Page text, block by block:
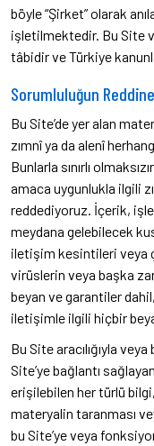
böyle “Şirket” olarak
işletilmektedir. Bu Site
tâbidir ve Türkiye
Sorumluluğun
Bu Site’de yer alan
zımnî ya da alenî
Bunlarla sınırlı
amaca uygunlukla ilgili
reddediyoruz. İçerik,
meydana gelebilecek
iletişim kesintileri veya
virüslerin veya başka
beyan ve garantiler
iletişimle ilgili hiçbir
Bu Site aracılığıyla
Site’ye bağlantı
erişilebilen her türlü
materyalin taranması
bu Site’ye veya